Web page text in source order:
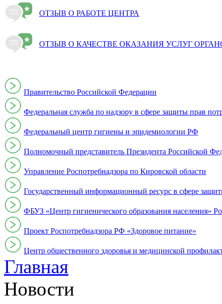
ОТЗЫВ О РАБОТЕ ЦЕНТРА
ОТЗЫВ О КАЧЕСТВЕ ОКАЗАНИЯ УСЛУГ
Правительство Российской Федерации
Федеральная служба по надзору в сфере защиты прав
Федеральный центр гигиены и эпидемиологии РФ
Полномочный представитель Президента Российской
Управление Роспотребнадзора по Кировской области
Государственный информационный ресурс в сфере
ФБУЗ «Центр гигиенического образования населения»
Проект Роспотребнадзора РФ «Здоровое питание»
Центр общественного здоровья и медицинской
Главная
Новости